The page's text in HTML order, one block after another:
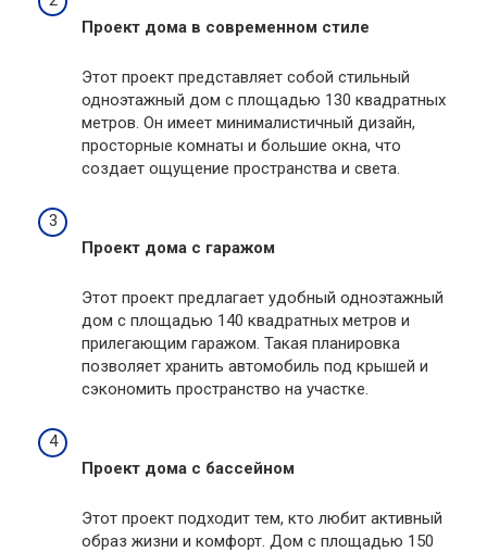
Проект дома в современном стиле
Этот проект представляет собой стильный
одноэтажный дом с площадью 130 квадратных
метров. Он имеет минималистичный дизайн,
просторные комнаты и большие окна, что
создает ощущение пространства и света.
Проект дома с гаражом
Этот проект предлагает удобный одноэтажный
дом с площадью 140 квадратных метров и
прилегающим гаражом. Такая планировка
позволяет хранить автомобиль под крышей и
сэкономить пространство на участке.
Проект дома с бассейном
Этот проект подходит тем, кто любит активный
образ жизни и комфорт. Дом с площадью 150